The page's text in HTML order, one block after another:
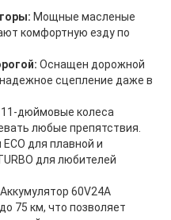
Мощные масленые
комфортную езду по
Оснащен дорожной
сцепление даже в
11-дюймовые колеса
любые препятствия.
для плавной и
для любителей
Аккумулятор 60V24A
75 км, что позволяет